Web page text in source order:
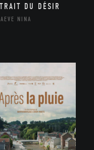
DU DÉSIR
NINA